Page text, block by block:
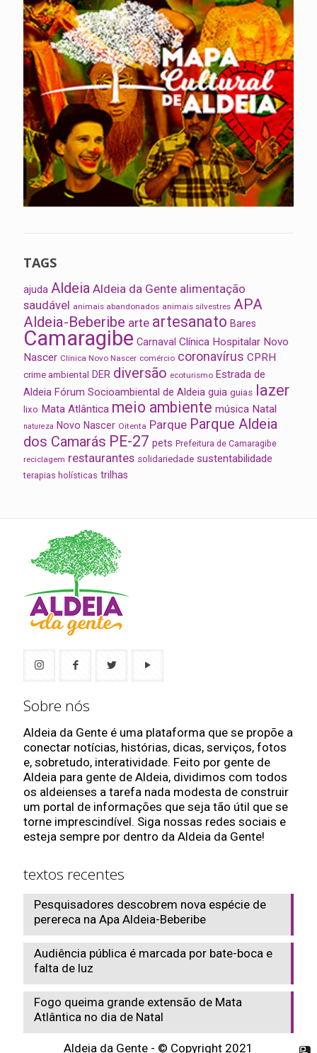
TAGS
ajuda Aldeia Aldeia da Gente alimentação
saudável animais abandonados animais silvestres APA
Aldeia-Beberibe arte artesanato Bares
Camaragibe Carnaval Clínica Hospitalar Novo
Nascer Clínica Novo Nascer comércio coronavírus CPRH
crime ambiental DER diversão ecoturismo Estrada de
Aldeia Fórum Socioambiental de Aldeia guia guias lazer
lixo Mata Atlântica meio ambiente música Natal
natureza Novo Nascer Oitenta Parque Parque Aldeia
dos Camarás PE-27 pets Prefeitura de Camaragibe
reciclagem restaurantes solidariedade sustentabilidade
terapias holísticas trilhas
Sobre nós
Aldeia da Gente é uma plataforma que se propõe a
conectar notícias, histórias, dicas, serviços, fotos
e, sobretudo, interatividade. Feito por gente de
Aldeia para gente de Aldeia, dividimos com todos
os aldeienses a tarefa nada modesta de construir
um portal de informações que seja tão útil que se
torne imprescindível. Siga nossas redes sociais e
esteja sempre por dentro da Aldeia da Gente!
textos recentes
Pesquisadores descobrem nova espécie de
perereca na Apa Aldeia-Beberibe
Audiência pública é marcada por bate-boca e
falta de luz
Fogo queima grande extensão de Mata
Atlântica no dia de Natal
Aldeia da Gente - © Copyright 2021